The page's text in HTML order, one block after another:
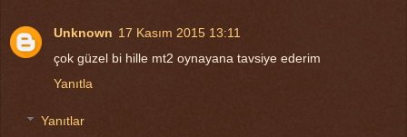
Unknown 17 Kasım 2015 13:11
çok güzel bi hille mt2 oynayana tavsiye ederim
Yanıtla
Yanıtlar